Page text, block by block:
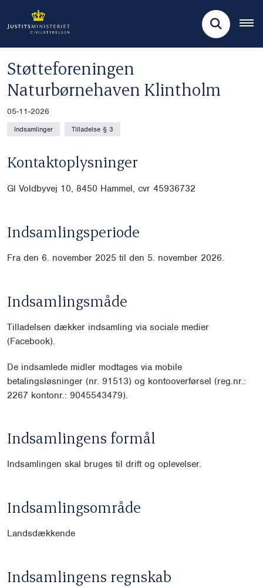
Støtteforeningen
Naturbørnehaven Klintholm
05-11-2026
Indsamlinger Tilladelse § 3
Kontaktoplysninger
Gl Voldbyvej 10, 8450 Hammel, cvr 45936732
Indsamlingsperiode
Fra den 6. november 2025 til den 5. november 2026.
Indsamlingsmåde
Tilladelsen dækker indsamling via sociale medier
(Facebook).
De indsamlede midler modtages via mobile
betalingsløsninger (nr. 91513) og kontooverførsel (reg.nr.:
2267 kontonr.: 9045543479).
Indsamlingens formål
Indsamlingen skal bruges til drift og oplevelser.
Indsamlingsområde
Landsdækkende
Indsamlingens regnskab